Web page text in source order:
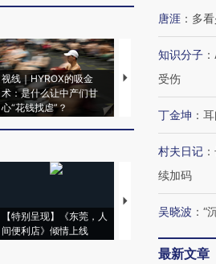
视线｜HYROX的吸金
术：是什么让中产们甘
心“花钱找虐”？
马航飞行员跨国走私7
【特别呈现】《东莞，人
间便利店》倾情上线
【推广】走进第四届
会，让数智科技“链”
唐涯 ： 多
知识分子 ：
受伤
丁金坤 ：
村夫日记 ：
续加码
吴晓波 ： “
最新文章